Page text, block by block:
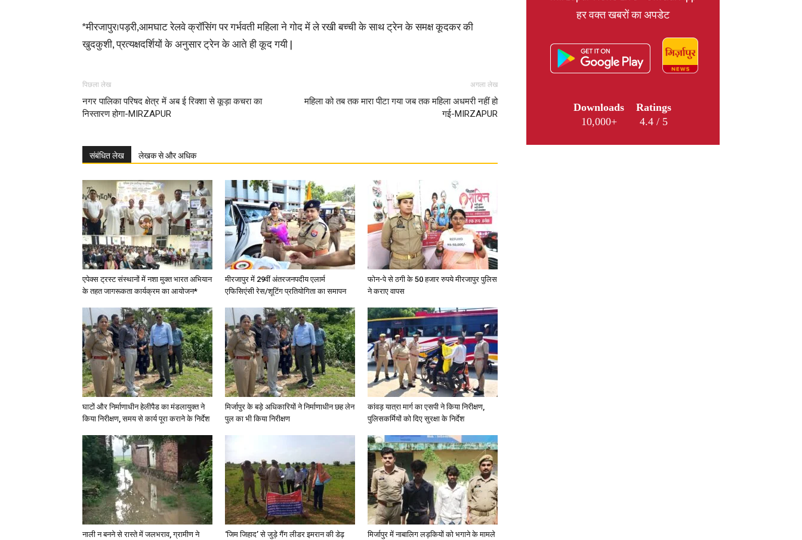
News
Hindi,
Today
Hindi
*मीरजापुर।पड़री,आमघाट रेलवे क्रॉसिंग पर गर्भवती महिला ने गोद में ले रखी बच्ची के साथ ट्रेन के समक्ष कूदकर की
खुदकुशी, प्रत्यक्षदर्शियों के अनुसार ट्रेन के आते ही कूद गयी |
पिछला लेख
नगर पालिका परिषद क्षेत्र में अब ई रिक्शा से कूड़ा कचरा का
निस्तारण होगा-MIRZAPUR
अगला लेख
महिला को तब तक मारा पीटा गया जब तक महिला अधमरी नहीं हो
गई-MIRZAPUR
संबंधित लेख लेखक से और अधिक
एपेक्स ट्रस्ट संस्थानों में नशा मुक्त भारत अभियान
के तहत जागरूकता कार्यक्रम का आयोजन*
मीरजापुर में 29वीं अंतरजनपदीय एलार्म
एफिसिएंसी रेस/शूटिंग प्रतियोगिता का समापन
फोन-पे से ठगी के 50 हजार रुपये मीरजापुर पुलिस
ने कराए वापस
घाटों और निर्माणाधीन हेलीपैड का मंडलायुक्त ने
किया निरीक्षण, समय से कार्य पूरा कराने के निर्देश
मिर्जापुर के बड़े अधिकारियों ने निर्माणाधीन छह लेन
पुल का भी किया निरीक्षण
कांवड़ यात्रा मार्ग का एसपी ने किया निरीक्षण,
पुलिसकर्मियों को दिए सुरक्षा के निर्देश
नाली न बनने से रास्ते में जलभराव, ग्रामीण ने
‘जिम जिहाद’ से जुड़े गैंग लीडर इमरान की डेढ़
मिर्जापुर में नाबालिग लड़कियों को भगाने के मामले
हर वक्त खबरों का अपडेट
Downloads
10,000+
Ratings
4.4 / 5